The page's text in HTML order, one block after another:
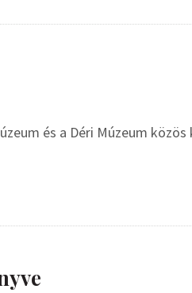
és a Déri Múzeum